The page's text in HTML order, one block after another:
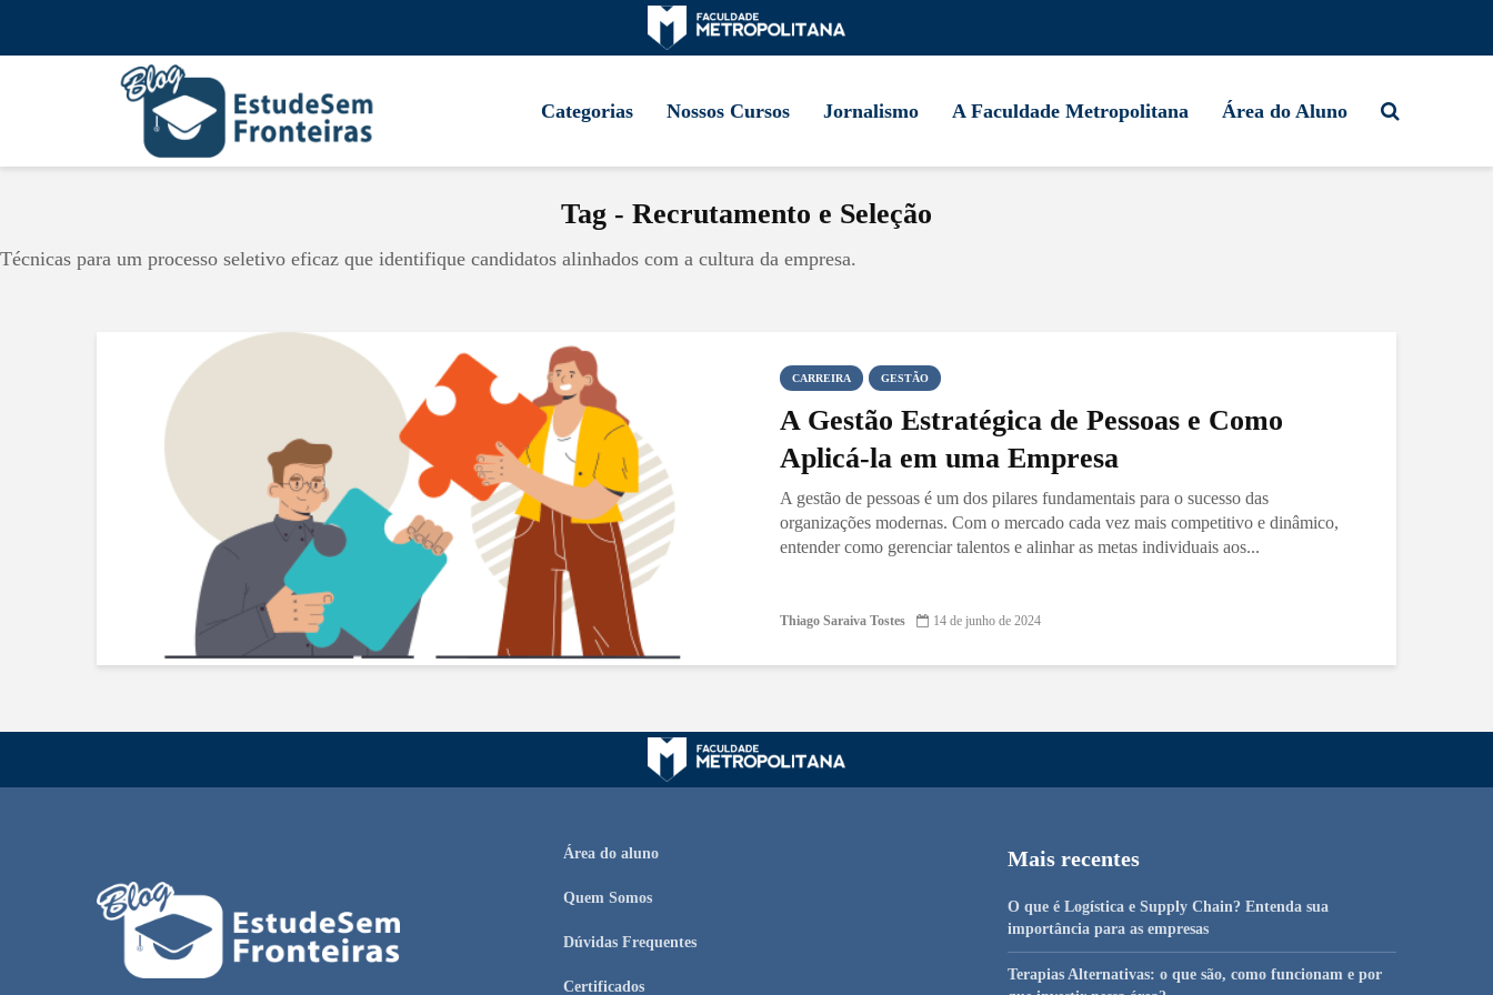
Categorias Nossos Cursos Jornalismo A Faculdade Metropolitana Área do Aluno
Tag - Recrutamento e Seleção
Técnicas para um processo seletivo eficaz que identifique candidatos alinhados com a cultura da empresa.
CARREIRA GESTÃO
A Gestão Estratégica de Pessoas e Como
Aplicá-la em uma Empresa
A gestão de pessoas é um dos pilares fundamentais para o sucesso das
organizações modernas. Com o mercado cada vez mais competitivo e dinâmico,
entender como gerenciar talentos e alinhar as metas individuais aos...
Thiago Saraiva Tostes 14 de junho de 2024
Área do aluno
Quem Somos
Dúvidas Frequentes
Certificados
Mais recentes
O que é Logística e Supply Chain? Entenda sua
importância para as empresas
Terapias Alternativas: o que são, como funcionam e por